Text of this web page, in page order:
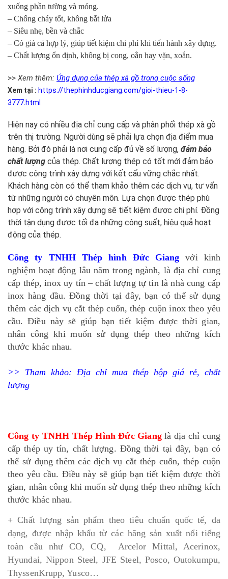
xuống phần tường và móng.
– Chống cháy tốt, không bắt lửa
– Siêu nhẹ, bền và chắc
– Có giá cả hợp lý, giúp tiết kiệm chi phí khi tiến hành xây dựng.
– Chất lượng ổn định, không bị cong, oằn hay vặn, xoắn.
>> Xem thêm: Ứng dụng của thép xà gồ trong cuộc sống
Xem tại : https://thephinhducgiang.com/gioi-thieu-1-8-
3777.html
Hiện nay có nhiều địa chỉ cung cấp và phân phối thép xà gồ
trên thị trường. Người dùng sẽ phải lựa chọn địa điểm mua
hàng. Bởi đó phải là nơi cung cấp đủ về số lượng, đảm bảo
chất lượng của thép. Chất lượng thép có tốt mới đảm bảo
được công trình xây dựng với kết cấu vững chắc nhất.
Khách hàng còn có thể tham khảo thêm các dịch vụ, tư vấn
từ những người có chuyên môn. Lựa chọn được thép phù
hợp với công trình xây dựng sẽ tiết kiệm được chi phí. Đồng
thời tận dụng được tối đa những công suất, hiệu quả hoạt
động của thép.
Công ty TNHH Thép hình Đức Giang với kinh
nghiệm hoạt động lâu năm trong ngành, là địa chỉ cung
cấp thép, inox uy tín – chất lượng tự tin là nhà cung cấp
inox hàng đầu. Đồng thời tại đây, bạn có thể sử dụng
thêm các dịch vụ cắt thép cuốn, thép cuộn inox theo yêu
cầu. Điều này sẽ giúp bạn tiết kiệm được thời gian,
nhân công khi muốn sử dụng thép theo những kích
thước khác nhau.
>> Tham khảo: Địa chỉ mua thép hộp giá rẻ, chất
lượng
Công ty TNHH Thép Hình Đức Gianglà địa chỉ cung
cấp thép uy tín, chất lượng. Đồng thời tại đây, bạn có
thể sử dụng thêm các dịch vụ cắt thép cuốn, thép cuộn
theo yêu cầu. Điều này sẽ giúp bạn tiết kiệm được thời
gian, nhân công khi muốn sử dụng thép theo những kích
thước khác nhau.
+ Chất lượng sản phẩm theo tiêu chuẩn quốc tế, đa
dạng, được nhập khẩu từ các hãng sản xuất nổi tiếng
toàn cầu như CO, CQ, Arcelor Mittal, Acerinox,
Hyundai, Nippon Steel, JFE Steel, Posco, Outokumpu,
ThyssenKrupp, Yusco…